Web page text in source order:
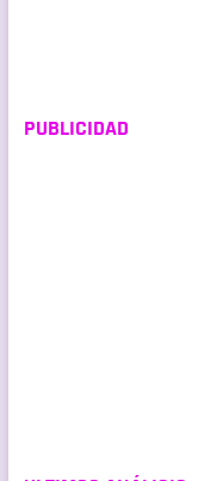
PUBLICIDAD